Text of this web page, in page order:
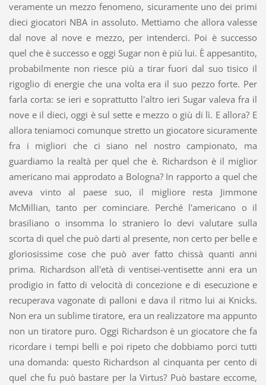
veramente un mezzo fenomeno, sicuramente uno dei primi
dieci giocatori NBA in assoluto. Mettiamo che allora valesse
dal nove al nove e mezzo, per intenderci. Poi è successo
quel che è successo e oggi Sugar non è più lui. È appesantito,
probabilmente non riesce più a tirar fuori dal suo tisico il
rigoglio di energie che una volta era il suo pezzo forte. Per
farla corta: se ieri e soprattutto l'altro ieri Sugar valeva fra il
nove e il dieci, oggi è sul sette e mezzo o giù di lì. E allora? E
allora teniamoci comunque stretto un giocatore sicuramente
fra i migliori che ci siano nel nostro campionato, ma
guardiamo la realtà per quel che è. Richardson è il miglior
americano mai approdato a Bologna? In rapporto a quel che
aveva vinto al paese suo, il migliore resta Jimmone
McMillian, tanto per cominciare. Perché l'americano o il
brasiliano o insomma lo straniero lo devi valutare sulla
scorta di quel che può darti al presente, non certo per belle e
gloriosissime cose che può aver fatto chissà quanti anni
prima. Richardson all'età di ventisei-ventisette anni era un
prodigio in fatto di velocità di concezione e di esecuzione e
recuperava vagonate di palloni e dava il ritmo lui ai Knicks.
Non era un sublime tiratore, era un realizzatore ma appunto
non un tiratore puro. Oggi Richardson è un giocatore che fa
ricordare i tempi belli e poi ripeto che dobbiamo porci tutti
una domanda: questo Richardson al cinquanta per cento di
quel che fu può bastare per la Virtus? Può bastare eccome,